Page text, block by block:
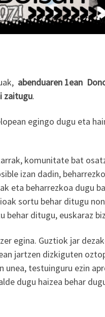
abenduaren 1ean
zaitugu.
egingo dugu eta
komunitate bat
izan dadin,
eta beharrezkoa dugu
sortu behar ditugu
ditugu, euskaraz
egina. Guztiok jar
jartzen dizkiguten
unea, testuinguru ezin
dugu haizea behar